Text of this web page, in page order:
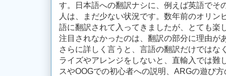
す。日本語への翻訳ナシに、例えば英語でそ
人は、まだ少ない状況です。数年前のオリン
語に翻訳されて入ってきましたが、とても楽
注目されなかったのは、翻訳の部分に理由が
さらに詳しく言うと、言語の翻訳だけではな
ライズやアレンジをしないと、直輸入では難
スやOOGでの初心者への説明、ARGの遊び